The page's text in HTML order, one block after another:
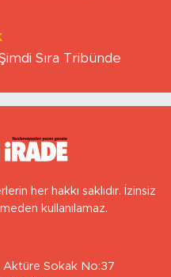
Sıra Tribünde
her hakkı saklıdır. İzinsiz
kullanılamaz.
Aktüre Sokak No:37